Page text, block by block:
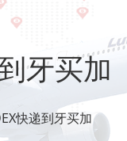
牙买加
快递到‌‌‌牙买加